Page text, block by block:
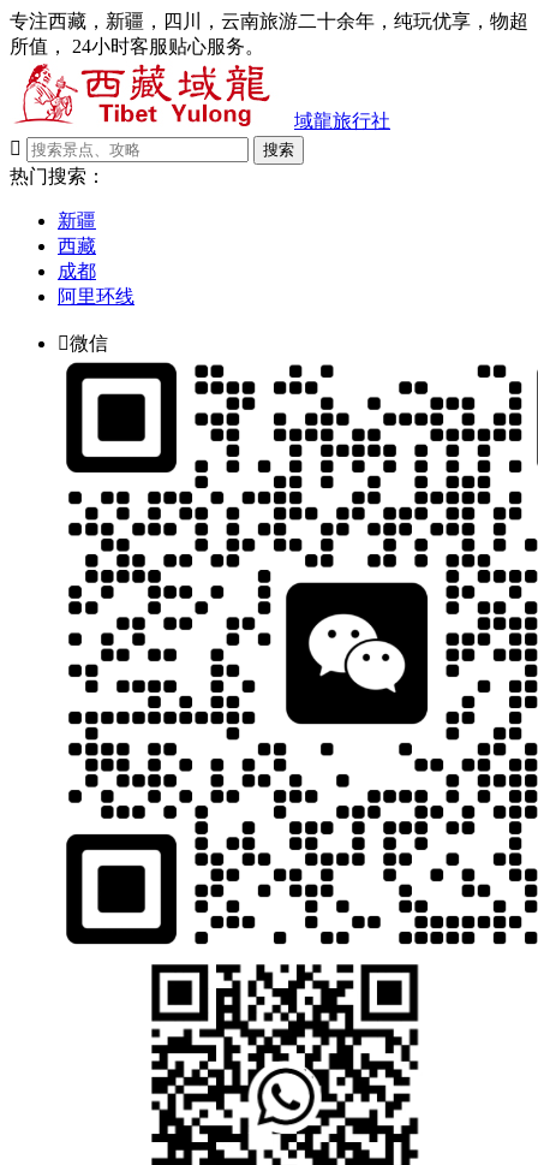
专注西藏，新疆，四川，云南旅游二十余年，纯玩优享，物超
所值， 24小时客服贴心服务。
域龍旅行社

搜索
热门搜索：
新疆
西藏
成都
阿里环线
微信